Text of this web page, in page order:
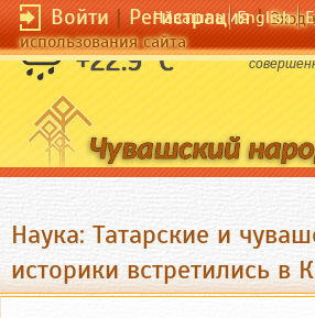
Войти|Регистрация|Вход
использования сайта
Чӑвашла English
+22.9 °C
Наука: Татарские и
историки встретились в